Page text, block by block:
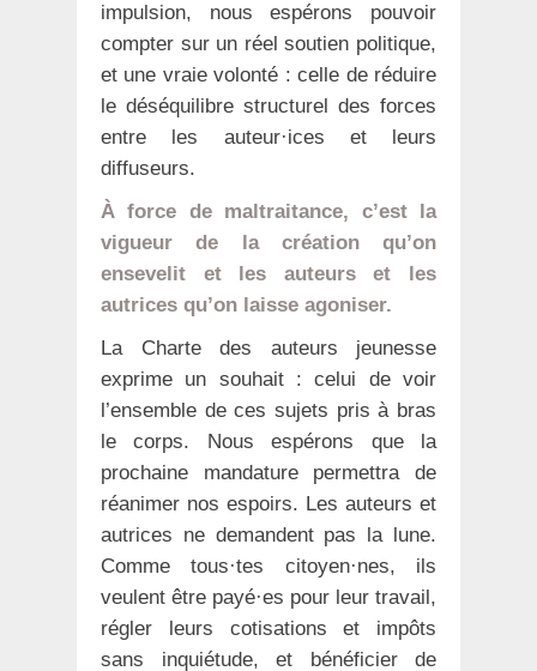
impulsion, nous espérons pouvoir
compter sur un réel soutien politique,
et une vraie volonté : celle de réduire
le déséquilibre structurel des forces
entre les auteur·ices et leurs
diffuseurs.
À force de maltraitance, c’est la
vigueur de la création qu’on
ensevelit et les auteurs et les
autrices qu’on laisse agoniser.
La Charte des auteurs jeunesse
exprime un souhait : celui de voir
l’ensemble de ces sujets pris à bras
le corps. Nous espérons que la
prochaine mandature permettra de
réanimer nos espoirs. Les auteurs et
autrices ne demandent pas la lune.
Comme tous·tes citoyen·nes, ils
veulent être payé·es pour leur travail,
régler leurs cotisations et impôts
sans inquiétude, et bénéficier de